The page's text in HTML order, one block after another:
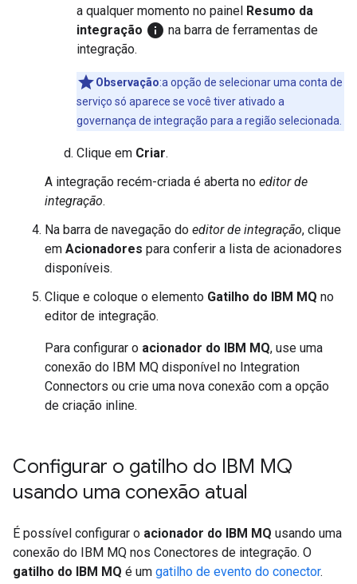
a qualquer momento no painel Resumo da
integração info na barra de ferramentas de
integração.
Observação:a opção de selecionar uma conta de
serviço só aparece se você tiver ativado a
governança de integração para a região selecionada.
Clique em Criar.
A integração recém-criada é aberta no editor de
integração.
Na barra de navegação do editor de integração, clique
em Acionadores para conferir a lista de acionadores
disponíveis.
Clique e coloque o elemento Gatilho do IBM MQ no
editor de integração.
Para configurar o acionador do IBM MQ, use uma
conexão do IBM MQ disponível no Integration
Connectors ou crie uma nova conexão com a opção
de criação inline.
Configurar o gatilho do IBM MQ
usando uma conexão atual
É possível configurar o acionador do IBM MQ usando uma
conexão do IBM MQ nos Conectores de integração. O
gatilho do IBM MQ é um gatilho de evento do conector.